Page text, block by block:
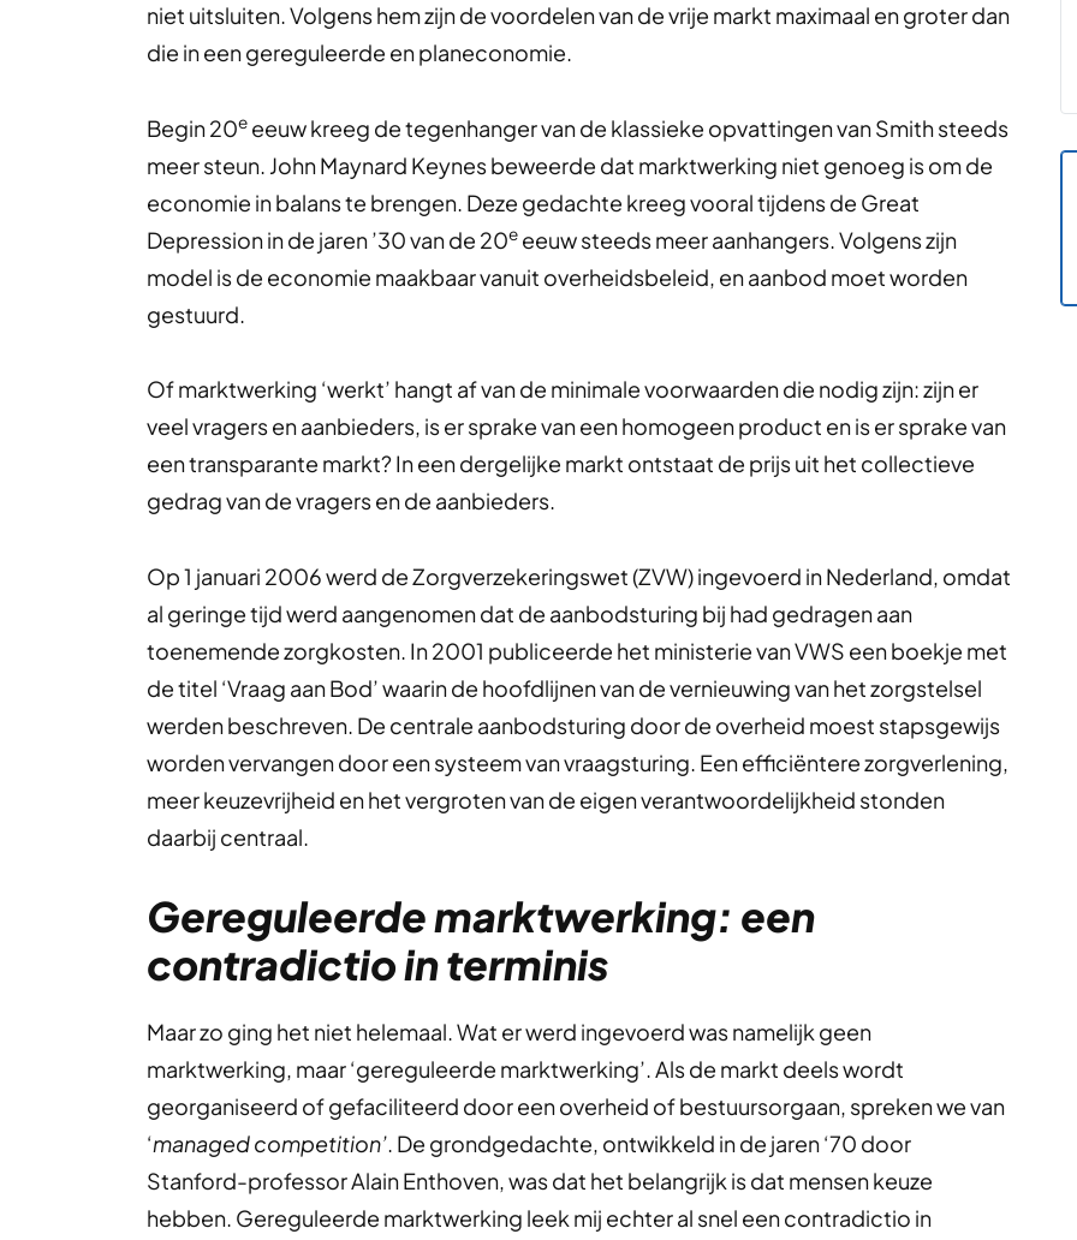
niet uitsluiten. Volgens hem zijn de voordelen van de vrije markt maximaal en groter dan
die in een gereguleerde en planeconomie.
Begin 20e eeuw kreeg de tegenhanger van de klassieke opvattingen van Smith steeds
meer steun. John Maynard Keynes beweerde dat marktwerking niet genoeg is om de
economie in balans te brengen. Deze gedachte kreeg vooral tijdens de Great
Depression in de jaren ’30 van de 20e eeuw steeds meer aanhangers. Volgens zijn
model is de economie maakbaar vanuit overheidsbeleid, en aanbod moet worden
gestuurd.
Of marktwerking ‘werkt’ hangt af van de minimale voorwaarden die nodig zijn: zijn er
veel vragers en aanbieders, is er sprake van een homogeen product en is er sprake van
een transparante markt? In een dergelijke markt ontstaat de prijs uit het collectieve
gedrag van de vragers en de aanbieders.
Op 1 januari 2006 werd de Zorgverzekeringswet (ZVW) ingevoerd in Nederland, omdat
al geringe tijd werd aangenomen dat de aanbodsturing bij had gedragen aan
toenemende zorgkosten. In 2001 publiceerde het ministerie van VWS een boekje met
de titel ‘Vraag aan Bod’ waarin de hoofdlijnen van de vernieuwing van het zorgstelsel
werden beschreven. De centrale aanbodsturing door de overheid moest stapsgewijs
worden vervangen door een systeem van vraagsturing. Een efficiëntere zorgverlening,
meer keuzevrijheid en het vergroten van de eigen verantwoordelijkheid stonden
daarbij centraal.
Gereguleerde marktwerking: een
contradictio in terminis
Maar zo ging het niet helemaal. Wat er werd ingevoerd was namelijk geen
marktwerking, maar ‘gereguleerde marktwerking’. Als de markt deels wordt
georganiseerd of gefaciliteerd door een overheid of bestuursorgaan, spreken we van
‘managed competition’. De grondgedachte, ontwikkeld in de jaren ‘70 door
Stanford-professor Alain Enthoven, was dat het belangrijk is dat mensen keuze
hebben. Gereguleerde marktwerking leek mij echter al snel een contradictio in